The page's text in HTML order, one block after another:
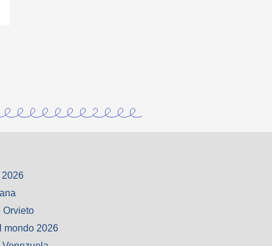
2026
Orvieto
mondo 2026